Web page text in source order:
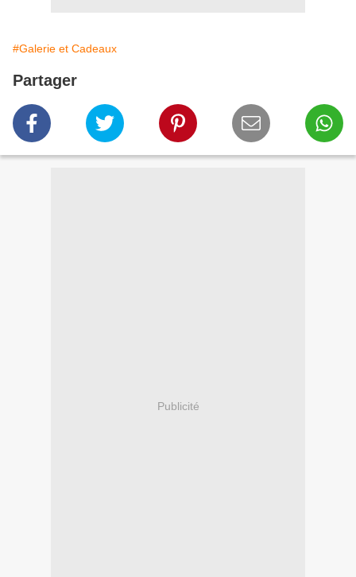
#Galerie et Cadeaux
Partager
Publicité